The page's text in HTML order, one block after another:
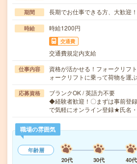
期間 長期でお仕事できる方、大歓迎！
時給 時給1200円
交通費
交通費規定内支給
仕事内容
資格が活かせる！フォークリフ
ォークリフトに乗って荷物を運
応募資格
ブランクOK / 英語力不要
◆経験者歓迎！〇まずは事前登
で気軽にオンライン登録★氏名
職場の雰囲気
年齢層
20代
30代 40代